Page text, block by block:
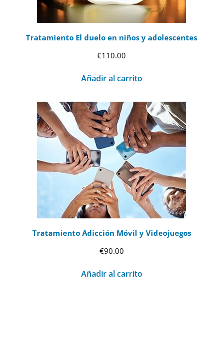
Tratamiento El duelo en niños y adolescentes
€110.00
Añadir al carrito
Tratamiento Adicción Móvil y Videojuegos
€90.00
Añadir al carrito